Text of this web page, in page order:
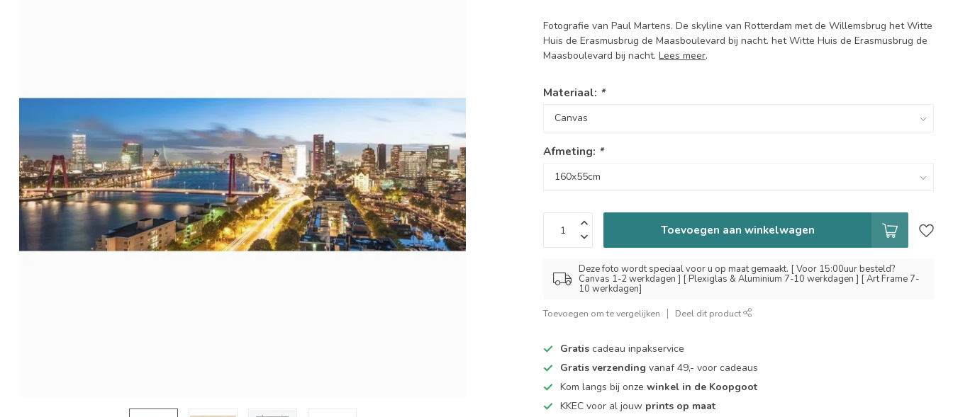
Fotografie van Paul Martens. De skyline van Rotterdam met de Willemsbrug het Witte
Huis de Erasmusbrug de Maasboulevard bij nacht. het Witte Huis de Erasmusbrug de
Maasboulevard bij nacht.Lees meer.
Materiaal: *
Afmeting: *
Toevoegen aan winkelwagen
Deze foto wordt speciaal voor u op maat gemaakt. [ Voor 15:00uur besteld?
Canvas 1-2 werkdagen ] [ Plexiglas & Aluminium 7-10 werkdagen ] [ Art Frame 7-
10 werkdagen]
Toevoegen om te vergelijken Deel dit product
Gratis cadeau inpakservice
Gratis verzending vanaf 49,- voor cadeaus
Kom langs bij onzewinkel in de Koopgoot
KKEC voor al jouw prints op maat